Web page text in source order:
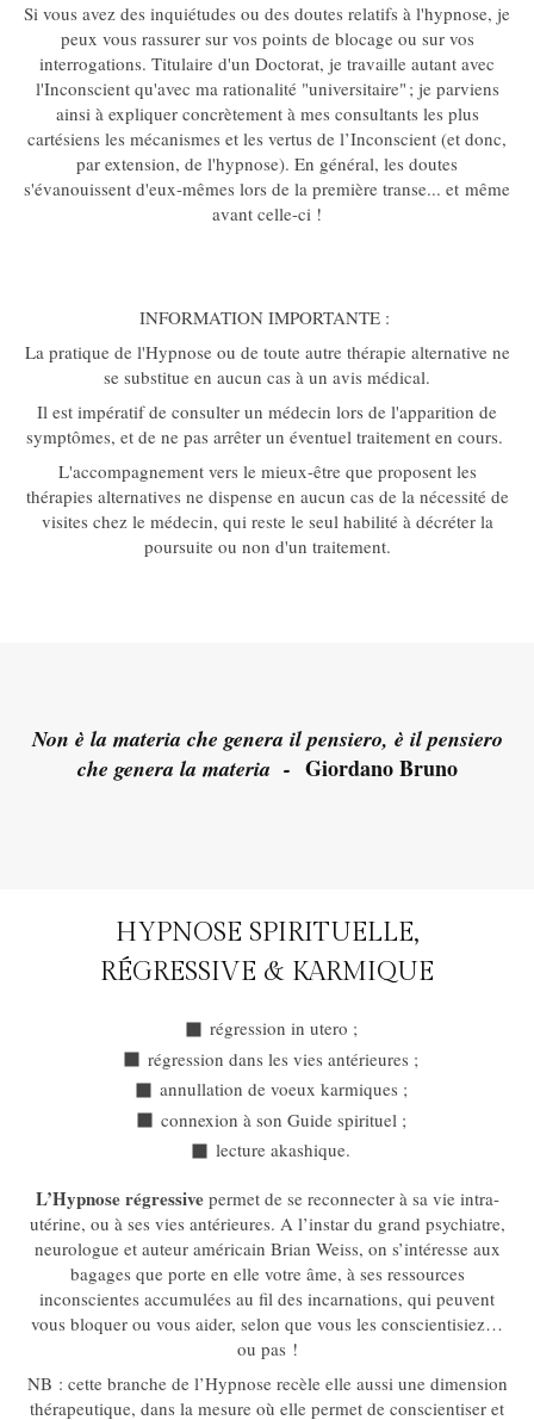
Si vous avez des inquiétudes ou des doutes relatifs à l'hypnose, je
peux vous rassurer sur vos points de blocage ou sur vos
interrogations. Titulaire d'un Doctorat, je travaille autant avec
l'Inconscient qu'avec ma rationalité "universitaire" ; je parviens
ainsi à expliquer concrètement à mes consultants les plus
cartésiens les mécanismes et les vertus de l’Inconscient (et donc,
par extension, de l'hypnose). En général, les doutes
s'évanouissent d'eux-mêmes lors de la première transe... et même
avant celle-ci !
INFORMATION IMPORTANTE :
La pratique de l'Hypnose ou de toute autre thérapie alternative ne
se substitue en aucun cas à un avis médical.
Il est impératif de consulter un médecin lors de l'apparition de
symptômes, et de ne pas arrêter un éventuel traitement en cours.
L'accompagnement vers le mieux-être que proposent les
thérapies alternatives ne dispense en aucun cas de la nécessité de
visites chez le médecin, qui reste le seul habilité à décréter la
poursuite ou non d'un traitement.
Non è la materia che genera il pensiero, è il pensiero
che genera la materia - Giordano Bruno
HYPNOSE SPIRITUELLE,
RÉGRESSIVE & KARMIQUE
régression in utero ;
régression dans les vies antérieures ;
annullation de voeux karmiques ;
connexion à son Guide spirituel ;
lecture akashique.
L’Hypnose régressivepermet de se reconnecter à sa vie intra-
utérine, ou à ses vies antérieures. A l’instar du grand psychiatre,
neurologue et auteur américain Brian Weiss, on s’intéresse aux
bagages que porte en elle votre âme, à ses ressources
inconscientes accumulées au fil des incarnations, qui peuvent
vous bloquer ou vous aider, selon que vous les conscientisiez…
ou pas !
NB : cette branche de l’Hypnose recèle elle aussi une dimension
thérapeutique, dans la mesure où elle permet de conscientiser et